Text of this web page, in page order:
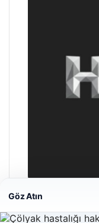
Hastaş Beton
Göz Atın